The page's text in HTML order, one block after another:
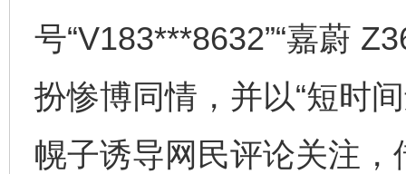
号“V183***8632”“嘉蔚
扮惨博同情，并以“短时
幌子诱导网民评论关注